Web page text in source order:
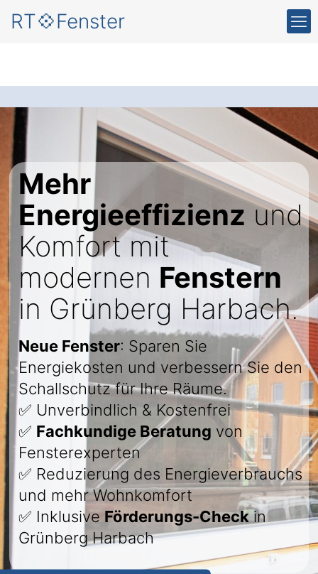
RT💠Fenster
Mehr
Energieeffizienz und
Komfort mit
modernen Fenstern
in Grünberg Harbach.
Neue Fenster: Sparen Sie
Energiekosten und verbessern Sie den
Schallschutz für Ihre Räume.
✅ Unverbindlich & Kostenfrei
✅ Fachkundige Beratung von
Fensterexperten
✅ Reduzierung des Energieverbrauchs
und mehr Wohnkomfort
✅ Inklusive Förderungs-Checkin
Grünberg Harbach